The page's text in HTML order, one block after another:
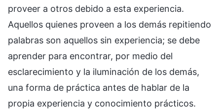
proveer a otros debido a esta experiencia.
Aquellos quienes proveen a los demás repitiendo
palabras son aquellos sin experiencia; se debe
aprender para encontrar, por medio del
esclarecimiento y la iluminación de los demás,
una forma de práctica antes de hablar de la
propia experiencia y conocimiento prácticos.